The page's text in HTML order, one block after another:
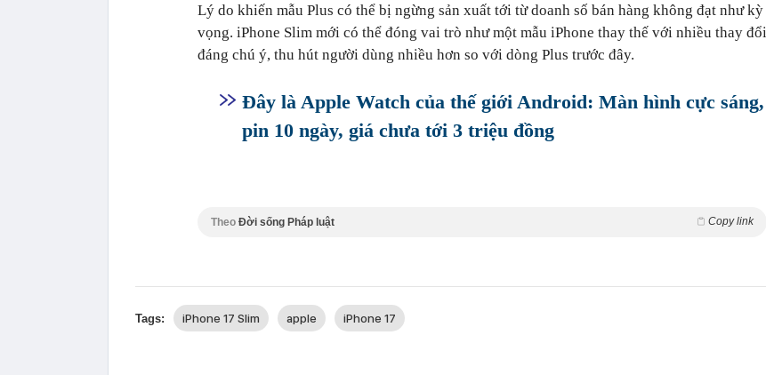
Lý do khiến mẫu Plus có thể bị ngừng sản xuất tới từ doanh số bán hàng không đạt như kỳ
vọng. iPhone Slim mới có thể đóng vai trò như một mẫu iPhone thay thế với nhiều thay đổi
đáng chú ý, thu hút người dùng nhiều hơn so với dòng Plus trước đây.
Đây là Apple Watch của thế giới Android: Màn hình cực sáng,
pin 10 ngày, giá chưa tới 3 triệu đồng
Theo Đời sống Pháp luật Copy link
Tags: iPhone 17 Slim apple iPhone 17